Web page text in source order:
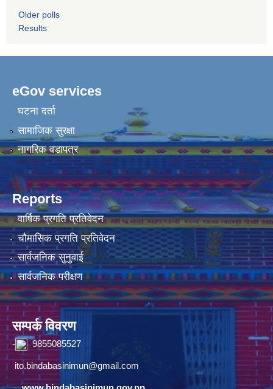
Older polls
Results
eGov services
घटना दर्ता
सामाजिक सुरक्षा
नागरिक वडापत्र
Reports
वार्षिक प्रगति प्रतिवेदन
चौमासिक प्रगति प्रतिवेदन
सार्वजनिक सुनुवाई
सार्वजनिक परीक्षण
सम्पर्क विवरण
- 9855085527
ito.bindabasinimun@gmail.com